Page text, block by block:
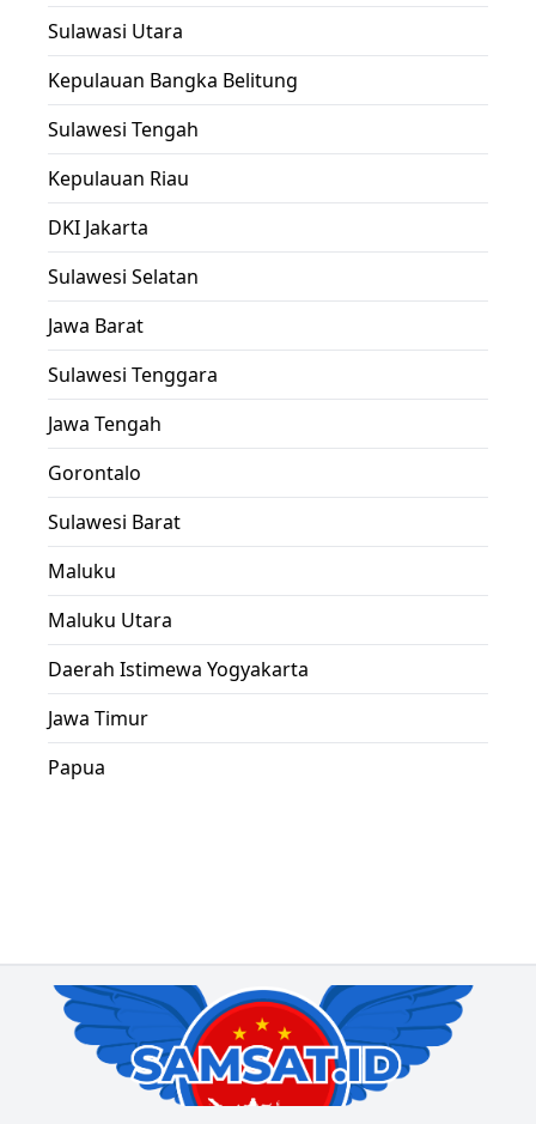
Sulawasi Utara
Kepulauan Bangka Belitung
Sulawesi Tengah
Kepulauan Riau
DKI Jakarta
Sulawesi Selatan
Jawa Barat
Sulawesi Tenggara
Jawa Tengah
Gorontalo
Sulawesi Barat
Maluku
Maluku Utara
Daerah Istimewa Yogyakarta
Jawa Timur
Papua